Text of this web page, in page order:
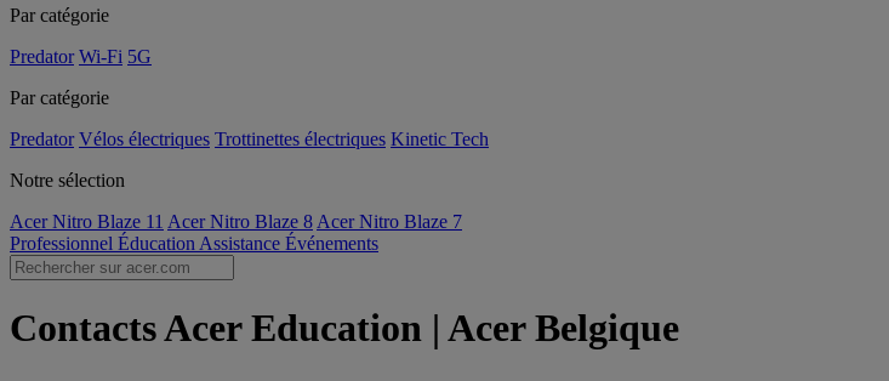
Par catégorie
Predator Wi-Fi 5G
Par catégorie
Predator Vélos électriques Trottinettes électriques Kinetic Tech
Notre sélection
Acer Nitro Blaze 11 Acer Nitro Blaze 8 Acer Nitro Blaze 7
Professionnel Éducation Assistance Événements
Contacts Acer Education | Acer Belgique